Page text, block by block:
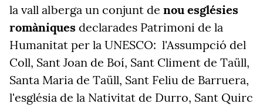
la vall alberga un conjunt de nou esglésies
romàniques declarades Patrimoni de la
Humanitat per la UNESCO: l'Assumpció del
Coll, Sant Joan de Boí, Sant Climent de Taüll,
Santa Maria de Taüll, Sant Feliu de Barruera,
l'església de la Nativitat de Durro, Sant Quirc